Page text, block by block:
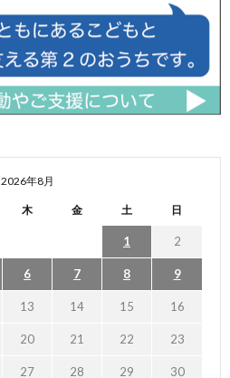
2026年8月
木 金 土 日
1 2
6 7 8 9
13 14 15 16
20 21 22 23
27 28 29 30